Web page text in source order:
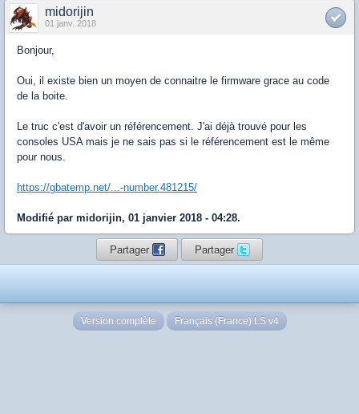
midorijin
01 janv. 2018
Bonjour,
Oui, il existe bien un moyen de connaitre le firmware grace au code
de la boite.
Le truc c'est d'avoir un référencement. J'ai déjà trouvé pour les
consoles USA mais je ne sais pas si le référencement est le même
pour nous.
https://gbatemp.net/...-number.481215/
Modifié par midorijin, 01 janvier 2018 - 04:28.
Partager Partager
Version complète Français (France) LS v4